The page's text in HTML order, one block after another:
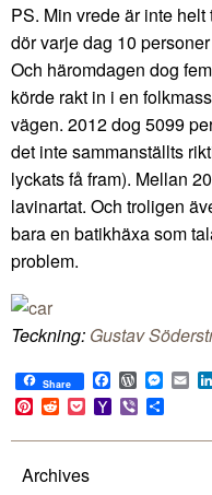
PS. Min vrede är inte
dör varje dag 10
Och häromdagen dog
körde rakt in i en
vägen. 2012 dog 5099
det inte sammanställts
lyckats få fram). Mellan
lavinartat. Och troligen
bara en batikhäxa som
problem.
Teckning: Gustav
Share Facebook
Pinterest
RedditPocketYahoo
Mail
Viber
Archives